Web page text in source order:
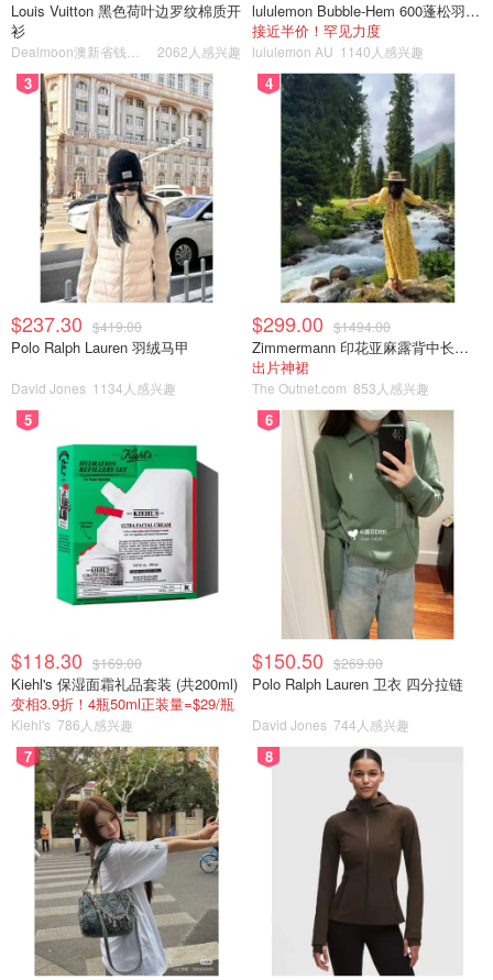
Louis Vuitton 黑色荷叶边罗纹棉质开
衫
2062人感兴趣
lululemon Bubble-Hem 600蓬松羽绒夹克
接近半价！罕见力度
lululemon AU 1140人感兴趣
3
$237.30 $419.00
Polo Ralph Lauren 羽绒马甲
David Jones 1134人感兴趣
4
$299.00 $1494.00
Zimmermann 印花亚麻露背中长连衣裙
出片神裙
The Outnet.com 853人感兴趣
5
$118.30 $169.00
Kiehl's 保湿面霜礼品套装 (共200ml)
变相3.9折！4瓶50ml正装量=$29/瓶
Kiehl's 786人感兴趣
6
$150.50 $269.00
Polo Ralph Lauren 卫衣 四分拉链
David Jones 744人感兴趣
7 8